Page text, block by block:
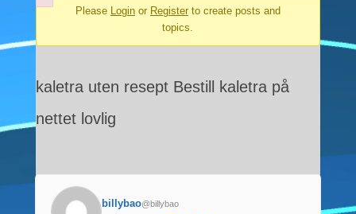
are Please Loginor Registerto create posts and
topics.
kaletra uten resept Bestill kaletra på
nettet lovlig
billybao@billybao
Failed to initialize plugin: wplink